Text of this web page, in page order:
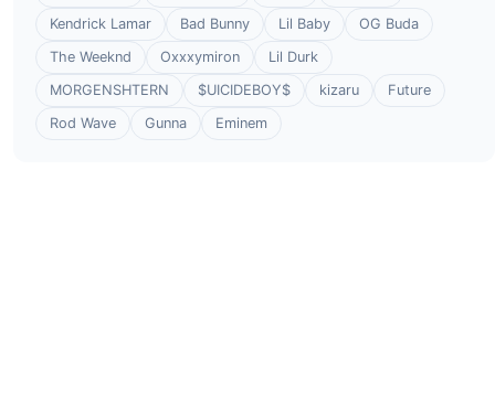
Kendrick Lamar
Bad Bunny Lil Baby
OG Buda
The Weeknd
Oxxxymiron
Lil Durk
MORGENSHTERN
$UICIDEBOY$ kizaru
Future
Rod Wave
Gunna Eminem